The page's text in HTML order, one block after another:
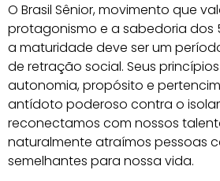
O Brasil Sênior, movimento que
protagonismo e a sabedoria dos
a maturidade deve ser um
de retração social. Seus
autonomia, propósito e
antídoto poderoso contra o
reconectamos com nossos
naturalmente atraímos pessoas
semelhantes para nossa vida.